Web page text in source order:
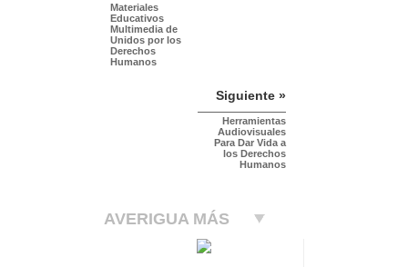
Materiales
Educativos
Multimedia de
Unidos por los
Derechos
Humanos
Siguiente »
Herramientas
Audiovisuales
Para Dar Vida a
los Derechos
Humanos
AVERIGUA MÁS